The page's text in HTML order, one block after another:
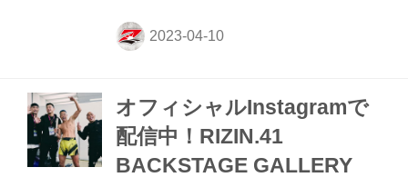
7試合／神龍誠 vs. 北方大地 4 4 第6試合／
カイル・アグォン vs. 萩原京平 5 5 第5試合
試合／中村優作 vs. メイマン・マメドフ 3
3 第2試合／駿 vs. 元氣 3 3 第1試合／進撃
の祐基 vs. 木村“ケルベロス”颯太 3 2 関連記
事 RIZIN.41 試合結果一覧 - R...
オフィシャルInstagramで
配信中！RIZIN.41
BACKSTAGE GALLERY